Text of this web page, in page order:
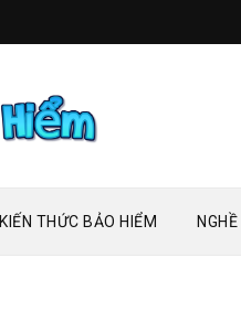
KIẾN THỨC BẢO HIỂM